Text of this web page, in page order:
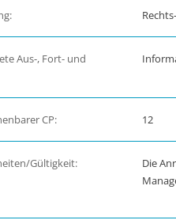
Aus-, Fort- und
CP: 12
Gültigkeit:
Die